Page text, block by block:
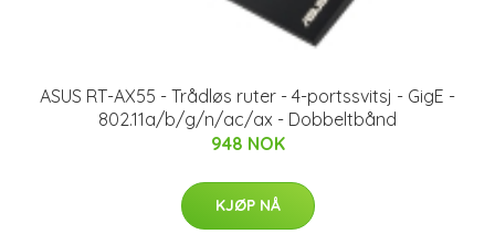
ASUS RT-AX55 - Trådløs ruter - 4-portssvitsj - GigE -
802.11a/b/g/n/ac/ax - Dobbeltbånd
948 NOK
KJØP NÅ